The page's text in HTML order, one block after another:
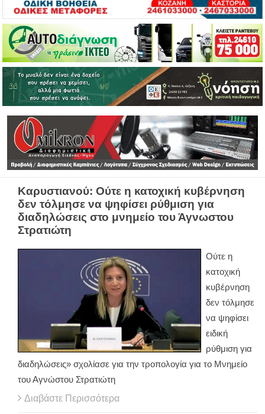
Καρυστιανού: Ούτε η κατοχική κυβέρνηση
δεν τόλμησε να ψηφίσει ρύθμιση για
διαδηλώσεις στο μνημείο του Άγνωστου
Στρατιώτη
Ούτε η
κατοχική
κυβέρνηση
δεν τόλμησε
να ψηφίσει
ειδική
ρύθμιση για
διαδηλώσεις» σχολίασε για την τροπολογία για το Μνημείο
του Αγνώστου Στρατιώτη
Διαβάστε Περισσότερα